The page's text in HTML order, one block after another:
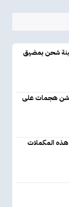
شحن بمضيق
شن هجمات على
هذه المكملات